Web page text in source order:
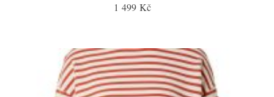
1 499 Kč